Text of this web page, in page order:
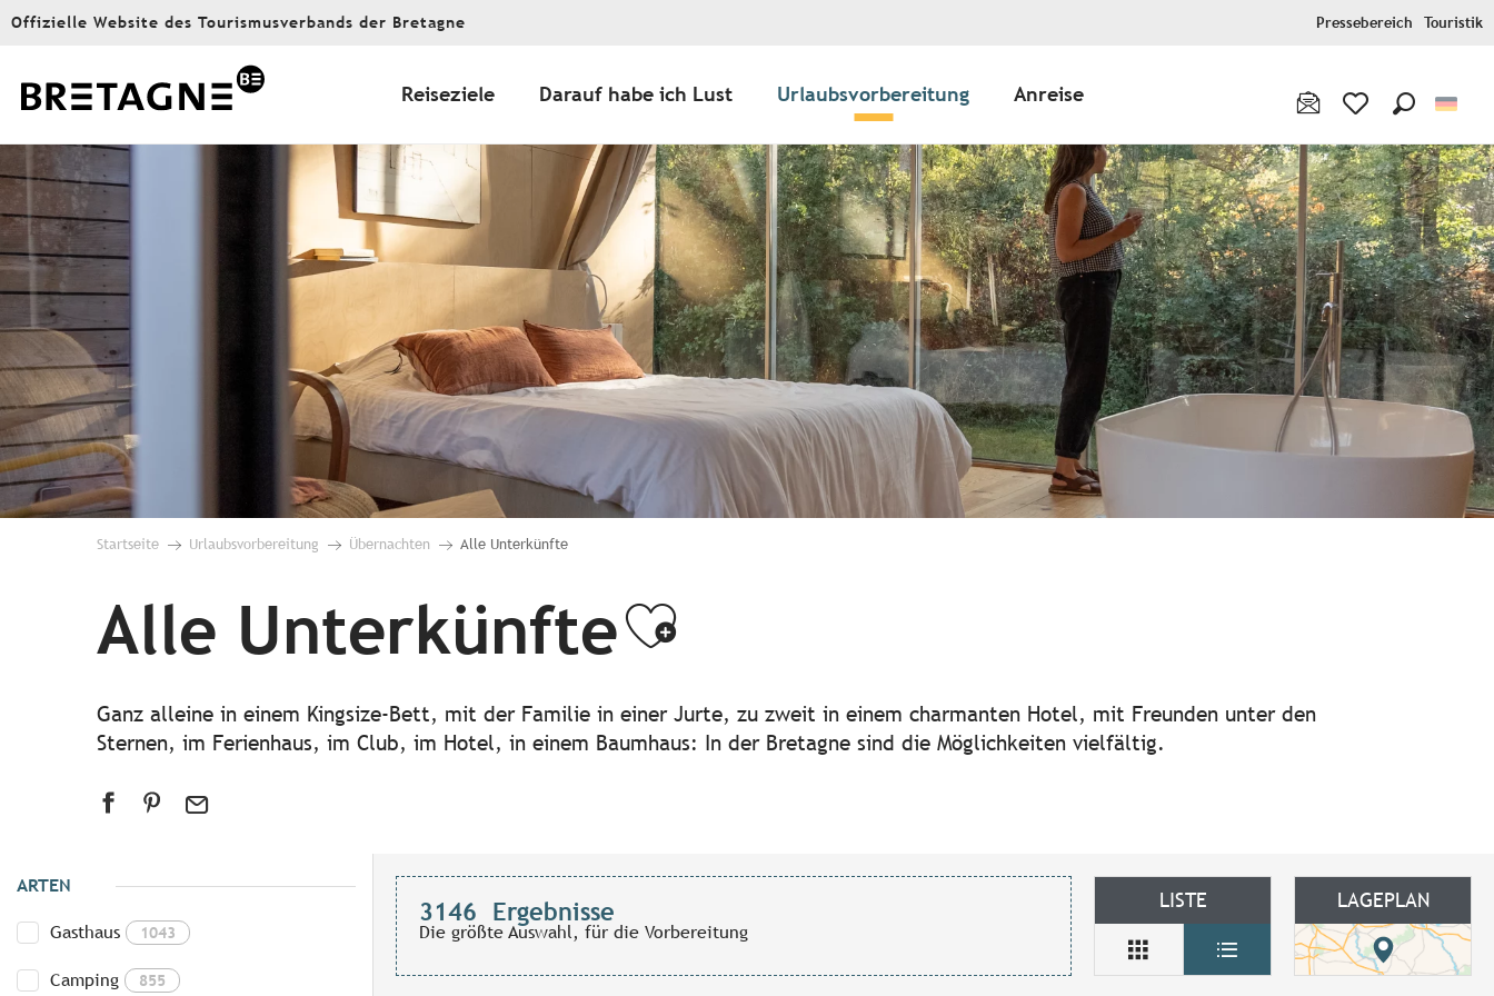
Aller
principal
Offizielle Website des Tourismusverbands der Bretagne Pressebereich Touristik
Reiseziele Darauf habe ich Lust Urlaubsvorbereitung Anreise
Startseite Urlaubsvorbereitung Übernachten Alle Unterkünfte
Alle UnterkünfteAjouter aux favoris
Ganz alleine in einem Kingsize-Bett, mit der Familie in einer Jurte, zu zweit in einem charmanten Hotel, mit Freunden unter den
Sternen, im Ferienhaus, im Club, im Hotel, in einem Baumhaus: In der Bretagne sind die Möglichkeiten vielfältig.
ARTEN
Gasthaus 1043
Camping 855
3146 Ergebnisse
Die größte Auswahl, für die Vorbereitung
LISTE LAGEPLAN